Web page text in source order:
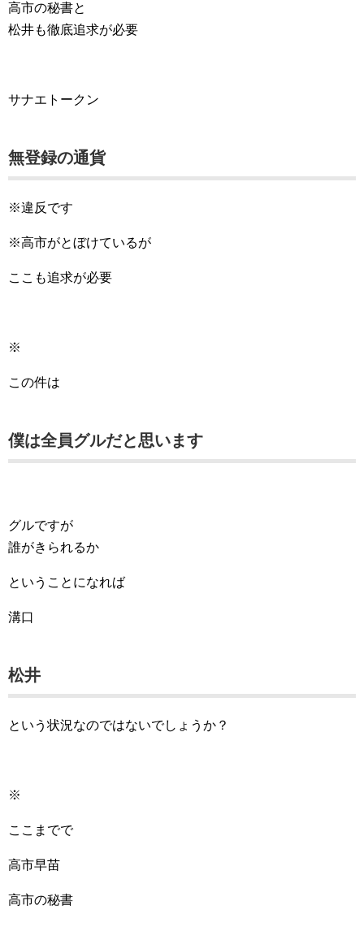
高市の秘書と
松井も徹底追求が必要
サナエトークン
無登録の通貨
※違反です
※高市がとぼけているが
ここも追求が必要
※
この件は
僕は全員グルだと思います
グルですが
誰がきられるか
ということになれば
溝口
松井
という状況なのではないでしょうか？
※
ここまでで
高市早苗
高市の秘書